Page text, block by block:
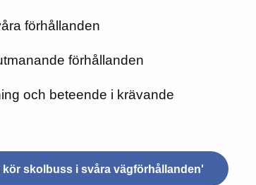
förhållanden
förhållanden
och beteende i krävande
kör skolbuss i svåra vägförhållanden'